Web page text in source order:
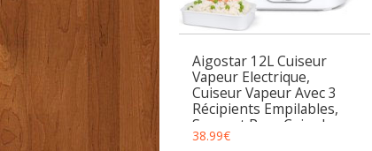
Aigostar 12L Cuiseur
Vapeur Electrique,
Cuiseur Vapeur Avec 3
Récipients Empilables,
Support Pour Cuire les
œufs, Minuterie de 60
38.99€